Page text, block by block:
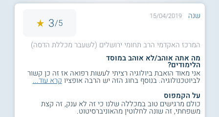
שנה 15/04/2019
5/
3
המרכז האקדמי הרב תחומי ירושלים (לשעבר מכללת הדסה)
מה אתה אוהב/לא אוהב במוסד
הלימודים?
אני מאוד הואבת ביולוגיה רציתי לעשות רפואה אז זה כן קשור
לביוטכנולוגיה. בנוסף בחוג הזה יש הרבה אופציו קרא עוד...
על הקמפוס
כולם מרגישים טוב במכללה שלנו כי זה לא ענק, זה קצת
משפחתי, זה שונה לחלוטין מהאוניברסיטוט.